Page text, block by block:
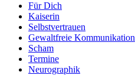
Für Dich
Kaiserin
Selbstvertrauen
Gewaltfreie Kommunikation
Scham
Termine
Neurographik